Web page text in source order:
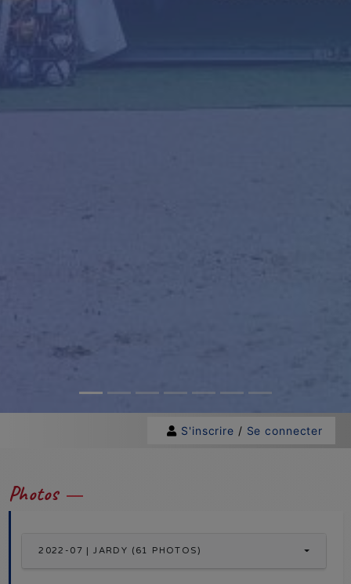
S'inscrire / Se connecter
Photos
2022-07 | JARDY (61 PHOTOS)